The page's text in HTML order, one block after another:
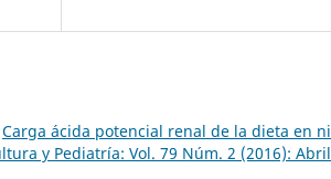
Carga ácida potencial renal de la dieta en
y Pediatría: Vol. 79 Núm. 2 (2016):